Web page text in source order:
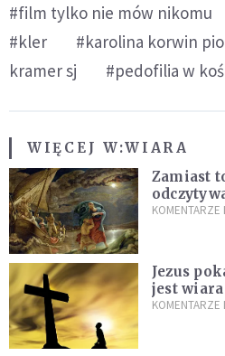
#film tylko nie mów nikomu
#kler
#karolina korwin
kramer sj
#pedofilia w
WIĘCEJ W:WIARA
Zamiast
burzach
KOMENTARZE
Jezus
jest
wielkość
KOMENTARZE